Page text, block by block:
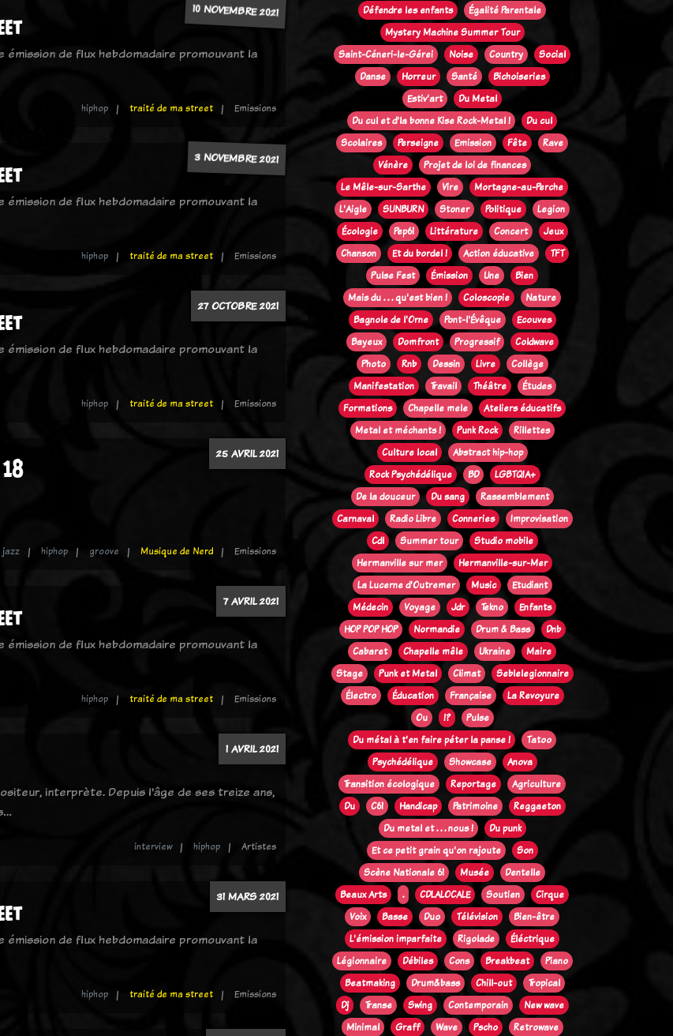
10 NOVEMBRE 2021
de flux hebdomadaire promouvant la
hiphop traité de ma street Emissions
3 NOVEMBRE 2021
de flux hebdomadaire promouvant la
hiphop traité de ma street Emissions
27 OCTOBRE 2021
de flux hebdomadaire promouvant la
hiphop traité de ma street Emissions
25 AVRIL 2021
jazz hiphop groove Musique de Nerd Emissions
7 AVRIL 2021
de flux hebdomadaire promouvant la
hiphop traité de ma street Emissions
1 AVRIL 2021
interprète. Depuis l'âge de ses treize ans,
interview hiphop Artistes
31 MARS 2021
de flux hebdomadaire promouvant la
hiphop traité de ma street Emissions
Défendre les enfants
Égalité Parentale
Mystery Machine Summer Tour
Saint-Céneri-le-Gérei
Noise Country
Social
Danse
Horreur Santé
Bichoiseries
Estiv'art
Du Metal
Du cul et d'la bonne Kise Rock-Metal !
Du cul
Scolaires
Perseigne Emission Fête
Rave
Vénère
Projet de loi de finances
Le Mêle-sur-Sarthe
Vire
Mortagne-au-Perche
L'Aigle
SUNBURN Stoner Politique
Legion
Écologie
Pep61 Littérature Concert
Jeux
Chanson
Et du bordel ! Action éducative
TFT
Pulse Fest
Émission Une
Bien
Mais du . . . qu'est bien !
Coloscopie
Nature
Bagnole de l'Orne
Pont-l'Évêque
Ecouves
Bayeux
Domfront Progressif
Coldwave
Photo
Rnb Dessin Livre
Collège
Manifestation
Travail Théâtre
Études
Formations
Chapelle mele
Ateliers éducatifs
Metal et méchants !
Punk Rock
Rillettes
Culture local
Abstract hip-hop
Rock Psychédélique
BD
LGBTQIA+
De la douceur
Du sang
Rassemblement
Carnaval
Radio Libre Conneries
Improvisation
Cdl
Summer tour
Studio mobile
Hermanville sur mer
Hermanville-sur-Mer
La Lucerne d'Outremer
Music
Etudiant
Médecin
Voyage Jdr Tekno
Enfants
HOP POP HOP
Normandie Drum & Bass
Dnb
Cabaret
Chapelle mêle Ukraine
Maire
Stage
Punk et Metal Climat
Seblelegionnaire
Électro
Éducation Française
La Revoyure
Ou
!?
Pulse
Du métal à t'en faire péter la panse !
Tatoo
Psychédélique
Showcase
Anova
Transition écologique
Reportage
Agriculture
Du
C61 Handicap Patrimoine
Reggaeton
Du metal et . . . nous !
Du punk
Et ce petit grain qu'on rajoute
Son
Scène Nationale 61
Musée
Dentelle
Beaux Arts
. CDLALOCALE Soutien
Cirque
Voix
Basse Duo Télévision
Bien-être
L'émission imparfaite
Rigolade
Éléctrique
Légionnaire
Débiles Cons Breakbeat
Piano
Beatmaking
Drum&bass Chill-out
Tropical
Dj
Transe Swing Contemporain
New wave
Minimal
Graff Wave Pscho
Retrowave